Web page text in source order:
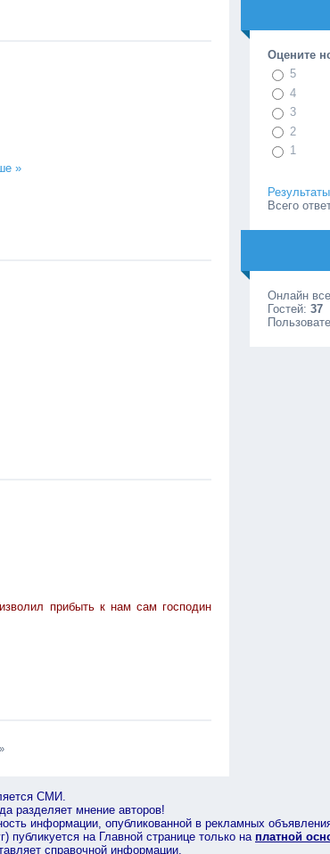
»
прибыть к нам сам господин
»
Оцените
5
4
3
2
1
Результаты
Всего
Онлайн
Гостей:37
СМИ.
разделяет мнение авторов!
информации, опубликованной в рекламных
публикуется на Главной странице только на платной
справочной информации.